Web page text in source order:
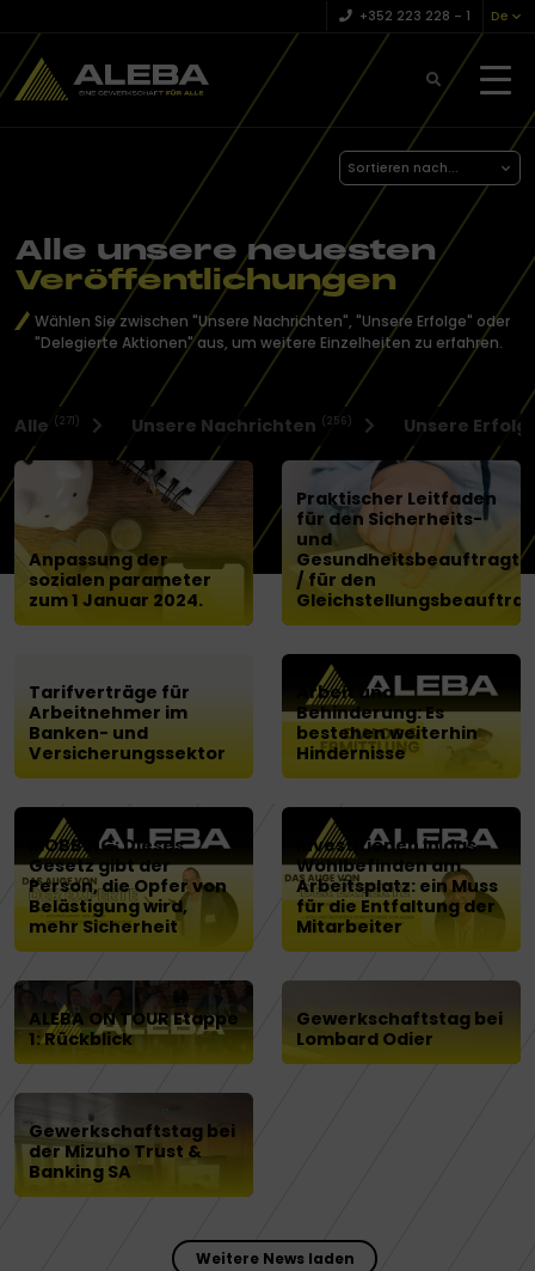
+352 223 228 – 1 De
Alle unsere neuesten
Veröffentlichungen
Wählen Sie zwischen "Unsere Nachrichten", "Unsere Erfolge" oder
"Delegierte Aktionen" aus, um weitere Einzelheiten zu erfahren.
Alle (271) Unsere Nachrichten (256) Unsere
Sortieren nach...
Anpassung der
sozialen parameter
zum 1 Januar 2024.
Praktischer Leitfaden
für den Sicherheits-
und
/ für den
Tarifverträge für
Arbeitnehmer im
Banken- und
Versicherungssektor
Arbeit und
Behinderung: Es
bestehen weiterhin
Hindernisse
MOBBING: Dieses
Gesetz gibt der
Person, die Opfer von
Belästigung wird,
mehr Sicherheit
Investitionen in das
Wohlbefinden am
Arbeitsplatz: ein Muss
für die Entfaltung der
Mitarbeiter
ALEBA ON TOUR Etappe
1: Rückblick
Gewerkschaftstag bei
Lombard Odier
Gewerkschaftstag bei
der Mizuho Trust &
Banking SA
Weitere News laden